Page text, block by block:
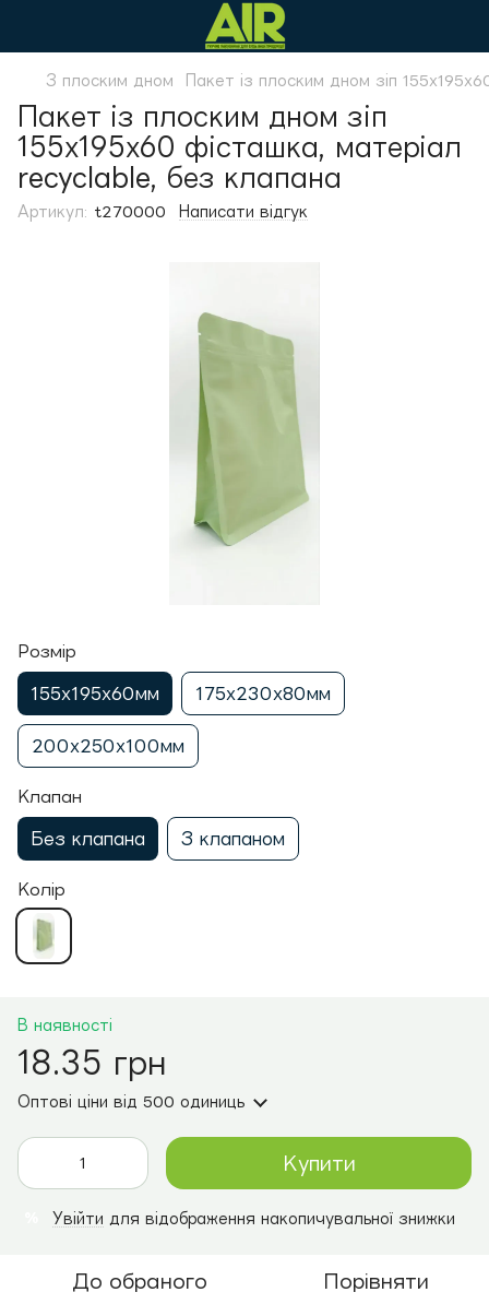
З плоским дном Пакет із плоским дном зіп
Пакет із плоским дном зіп
155х195х60 фісташка, матеріал
recyclable, без клапана
Артикул: t270000 Написати відгук
Розмір
155х195х60мм 175х230х80мм
200х250х100мм
Клапан
Без клапана З клапаном
Колір
В наявності
18.35 грн
Оптові ціни від 500 одиниць
Купити
Увійти для відображення накопичувальної знижки
До обраного Порівняти